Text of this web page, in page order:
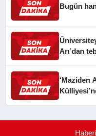
Bugün
Arı’dan
‘Maziden